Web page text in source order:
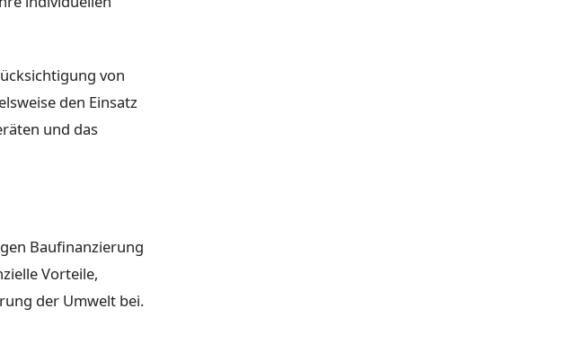
von
den Einsatz
und das
Baufinanzierung
Vorteile,
der Umwelt bei.